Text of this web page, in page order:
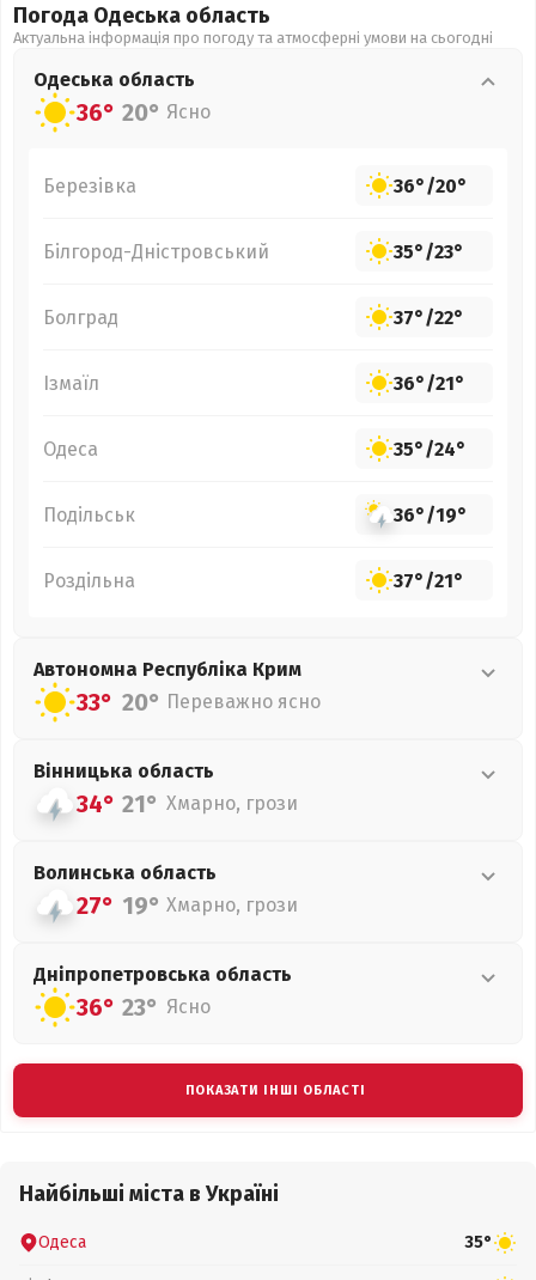
Погода Одеська область
Актуальна інформація про погоду та атмосферні умови на сьогодні
Одеська область
36° 20° Ясно
Березівка 36°/20°
Білгород-Дністровський 35°/23°
Болград 37°/22°
Ізмаїл 36°/21°
Одеса 35°/24°
Подільськ 36°/19°
Роздільна 37°/21°
Автономна Республіка Крим
33° 20° Переважно ясно
Вінницька область
34° 21° Хмарно, грози
Волинська область
27° 19° Хмарно, грози
Дніпропетровська область
36° 23° Ясно
ПОКАЗАТИ ІНШІ ОБЛАСТІ
Найбільші міста в Україні
Одеса 35°